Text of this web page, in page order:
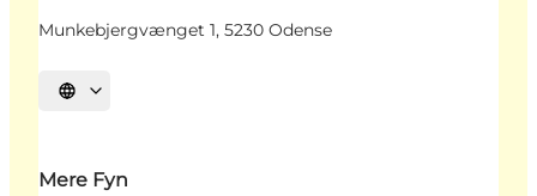
Munkebjergvænget 1, 5230 Odense
Vælg sprog
Mere Fyn